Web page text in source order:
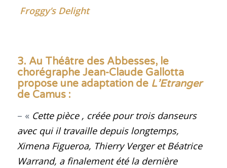
Froggy’s Delight
3. Au Théâtre des Abbesses, le
chorégraphe Jean-Claude Gallotta
propose une adaptation de L’Etranger
de Camus :
– « Cette pièce , créée pour trois danseurs
avec qui il travaille depuis longtemps,
Ximena Figueroa, Thierry Verger et Béatrice
Warrand, a finalement été la dernière